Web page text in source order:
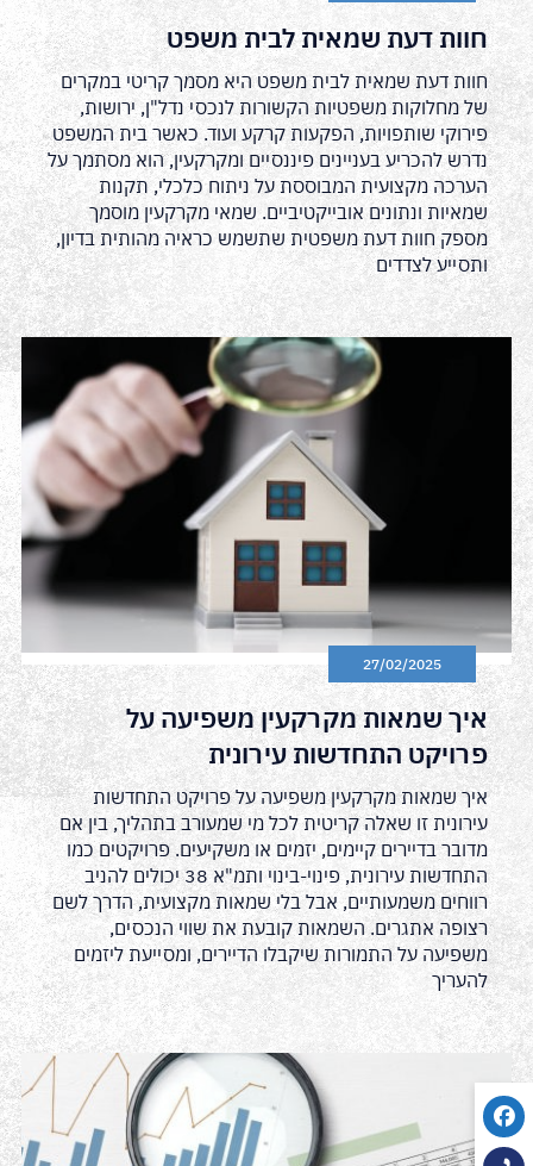
חוות דעת שמאית לבית משפט
חוות דעת שמאית לבית משפט היא מסמך קריטי במקרים
של מחלוקות משפטיות הקשורות לנכסי נדל"ן, ירושות,
פירוקי שותפויות, הפקעות קרקע ועוד. כאשר בית המשפט
נדרש להכריע בעניינים פיננסיים ומקרקעין, הוא מסתמך על
הערכה מקצועית המבוססת על ניתוח כלכלי, תקנות
שמאיות ונתונים אובייקטיביים. שמאי מקרקעין מוסמך
מספק חוות דעת משפטית שתשמש כראיה מהותית בדיון,
ותסייע לצדדים
27/02/2025
איך שמאות מקרקעין משפיעה על
פרויקט התחדשות עירונית
איך שמאות מקרקעין משפיעה על פרויקט התחדשות
עירונית זו שאלה קריטית לכל מי שמעורב בתהליך, בין אם
מדובר בדיירים קיימים, יזמים או משקיעים. פרויקטים כמו
התחדשות עירונית, פינוי-בינוי ותמ"א 38 יכולים להניב
רווחים משמעותיים, אבל בלי שמאות מקצועית, הדרך לשם
רצופה אתגרים. השמאות קובעת את שווי הנכסים,
משפיעה על התמורות שיקבלו הדיירים, ומסייעת ליזמים
להעריך